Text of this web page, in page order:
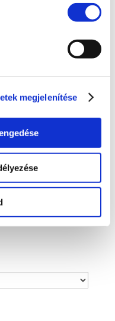
megjelenítése